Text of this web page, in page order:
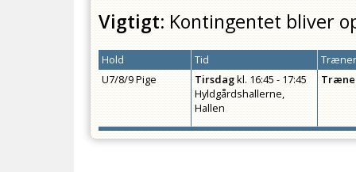
Vigtigt: Kontingentet bliver
Hold Tid
U7/8/9 Pige
Tirsdagkl. 16:45 - 17:45
Hyldgårdshallerne,
Hallen